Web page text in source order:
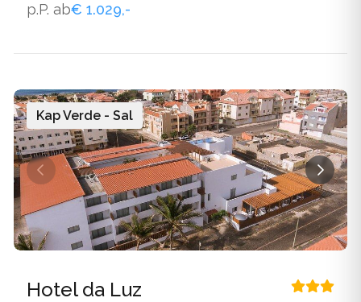
restaurant, sandy_beach, surfing_close_to_hotel,
p.P. ab€ 1.029,-
Kap Verde - Sal
Hotel da Luz